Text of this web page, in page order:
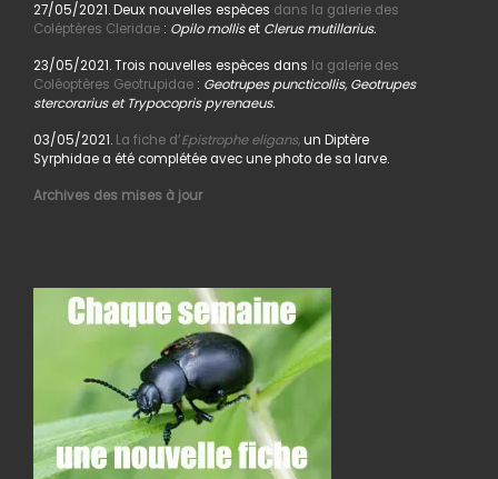
27/05/2021. Deux nouvelles espèces dans la galerie des
Coléptères Cleridae: Opilo molliset Clerus mutillarius.
23/05/2021. Trois nouvelles espèces dans la galerie des
Coléoptères Geotrupidae: Geotrupes puncticollis, Geotrupes
stercorarius et Trypocopris pyrenaeus.
03/05/2021. La fiche d’Epistrophe eligans,un Diptère
Syrphidae a été complétée avec une photo de sa larve.
Archives des mises à jour